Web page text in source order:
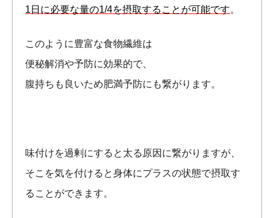
1日に必要な量の1/4を摂取することが可能です。
このように豊富な食物繊維は
便秘解消や予防に効果的で、
腹持ちも良いため肥満予防にも繋がります。
味付けを過剰にすると太る原因に繋がりますが、
そこを気を付けると身体にプラスの状態で摂取す
ることができます。